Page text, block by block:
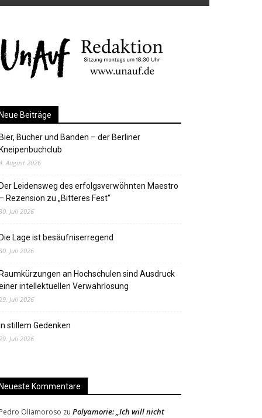
Beiträge
Bücher und Banden – der Berliner
August 2026
Leidensweg des erfolgsverwöhnten Maestro
Rezension zu „Bitteres Fest“
Juli 2026
Lage ist besäufniserregend
Juli 2026
an Hochschulen sind Ausdruck
intellektuellen Verwahrlosung
Juli 2026
stillem Gedenken
Juli 2026
Kommentare
Oliamoroso zu Polyamorie: „Ich will nicht